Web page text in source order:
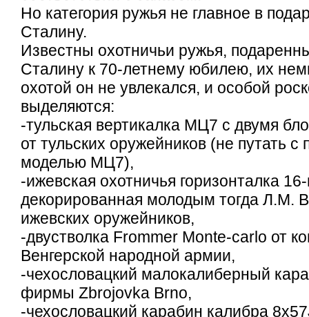
Но категория ружья не главное в
Сталину.
Известны охотничьи ружья,
Сталину к 70-летнему юбилею, их
охотой он не увлекался, и особой
выделяются:
-тульская вертикалка МЦ7 с двумя
от тульских оружейников (не путать с
моделью МЦ7),
-ижевская охотничья горизонталка
декорированная молодым тогда Л.М.
ижевских оружейников,
-двустволка Frommer Monte-carlo от
Венгерской народной армии,
-чехословацкий малокалиберный
фирмы Zbrojovka Brno,
-чехословацкий карабин калибра